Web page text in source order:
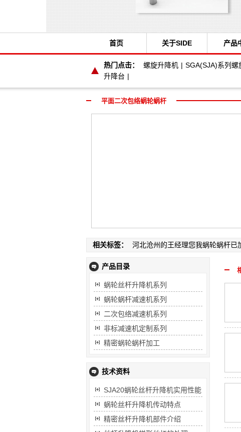
首页 关于SIDE 产品
热门点击： 螺旋升降机 | SGA(SJA)系列螺
升降台 |
平面二次包络蜗轮蜗杆
相关标签： 河北沧州的王经理您我蜗轮蜗杆已
产品目录
蜗轮丝杆升降机系列
蜗轮蜗杆减速机系列
二次包络减速机系列
非标减速机定制系列
精密蜗轮蜗杆加工
技术资料
SJA20蜗轮丝杆升降机实用性能
蜗轮丝杆升降机传动特点
精密丝杆升降机部件介绍